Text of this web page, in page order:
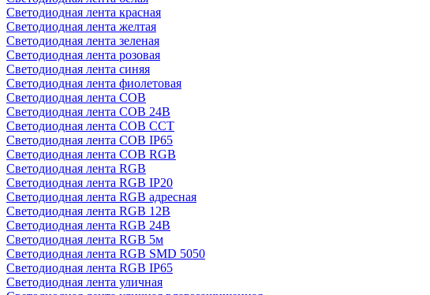
Светодиодная лента красная
Светодиодная лента желтая
Светодиодная лента зеленая
Светодиодная лента розовая
Светодиодная лента синяя
Светодиодная лента фиолетовая
Светодиодная лента COB
Светодиодная лента COB 24В
Светодиодная лента COB CCT
Светодиодная лента COB IP65
Светодиодная лента COB RGB
Светодиодная лента RGB
Светодиодная лента RGB IP20
Светодиодная лента RGB адресная
Светодиодная лента RGB 12В
Светодиодная лента RGB 24В
Светодиодная лента RGB 5м
Светодиодная лента RGB SMD 5050
Светодиодная лента RGB IP65
Светодиодная лента уличная